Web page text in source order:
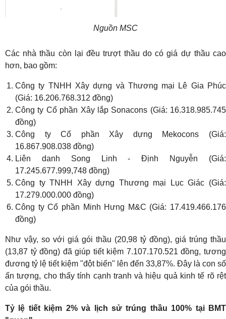
Nguồn MSC
Các nhà thầu còn lại đều trượt thầu do có giá dự thầu cao
hơn, bao gồm:
Công ty TNHH Xây dựng và Thương mại Lê Gia Phúc
(Giá: 16.206.768.312 đồng)
Công ty Cổ phần Xây lắp Sonacons (Giá: 16.318.985.745
đồng)
Công ty Cổ phần Xây dựng Mekocons (Giá:
16.867.908.038 đồng)
Liên danh Song Linh - Định Nguyễn (Giá:
17.245.677.999,748 đồng)
Công ty TNHH Xây dựng Thương mại Lục Giác (Giá:
17.279.000.000 đồng)
Công ty Cổ phần Minh Hưng M&C (Giá: 17.419.466.176
đồng)
Như vậy, so với giá gói thầu (20,98 tỷ đồng), giá trúng thầu
(13,87 tỷ đồng) đã giúp tiết kiệm 7.107.170.521 đồng, tương
đương tỷ lệ tiết kiệm "đột biến" lên đến 33,87%. Đây là con số
ấn tượng, cho thấy tính cạnh tranh và hiệu quả kinh tế rõ rệt
của gói thầu.
Tỷ lệ tiết kiệm 2% và lịch sử trúng thầu 100% tại BMT